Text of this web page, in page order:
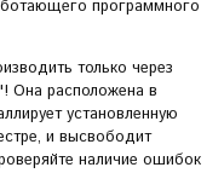
программного
только через
Она расположена в
установленную
и высвободит
наличие ошибок